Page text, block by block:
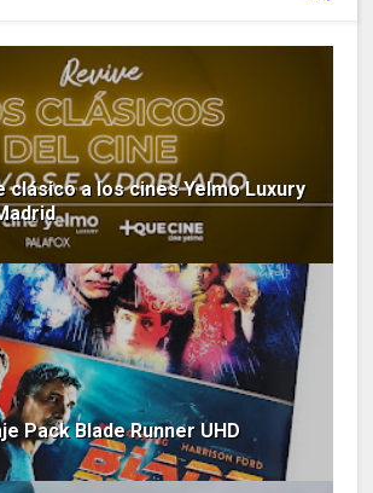
clásico a los cines Yelmo Luxury
Pack Blade Runner UHD